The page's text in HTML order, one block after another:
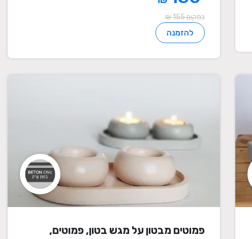
במקום 155 ₪
להזמנה
פמוטים מבטון על מגש בטון, פמוטים,